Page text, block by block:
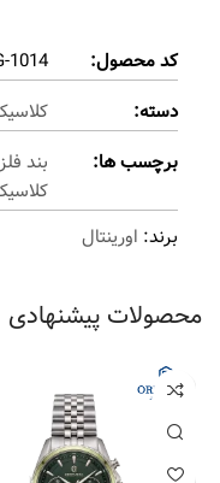
کد محصول:
1014
دسته:
برچسب ها:
بند
برند: اورینتال
محصولات پیشنهادی